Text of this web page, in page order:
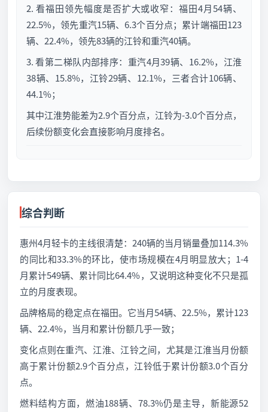
2. 看福田领先幅度是否扩大或收窄：福田4月54辆、
22.5%，领先重汽15辆、6.3个百分点；累计端福田123
辆、22.4%，领先83辆的江铃和重汽40辆。
3. 看第二梯队内部排序：重汽4月39辆、16.2%，江淮
38辆、15.8%，江铃29辆、12.1%，三者合计106辆、
44.1%；
其中江淮势能差为2.9个百分点，江铃为-3.0个百分点，
后续份额变化会直接影响月度排名。
综合判断
惠州4月轻卡的主线很清楚：240辆的当月销量叠加114.3%
的同比和33.3%的环比，使市场规模在4月明显放大；1-4
月累计549辆、累计同比64.4%，又说明这种变化不只是孤
立的月度表现。
品牌格局的稳定点在福田。它当月54辆、22.5%，累计123
辆、22.4%，当月和累计份额几乎一致；
变化点则在重汽、江淮、江铃之间，尤其是江淮当月份额
高于累计份额2.9个百分点，江铃低于累计份额3.0个百分
点。
燃料结构方面，燃油188辆、78.3%仍是主导，新能源52